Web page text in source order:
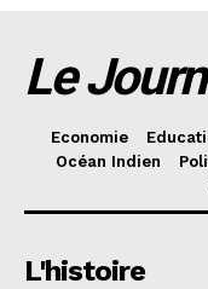
Le
Economie
Océan Indien
L'histoire